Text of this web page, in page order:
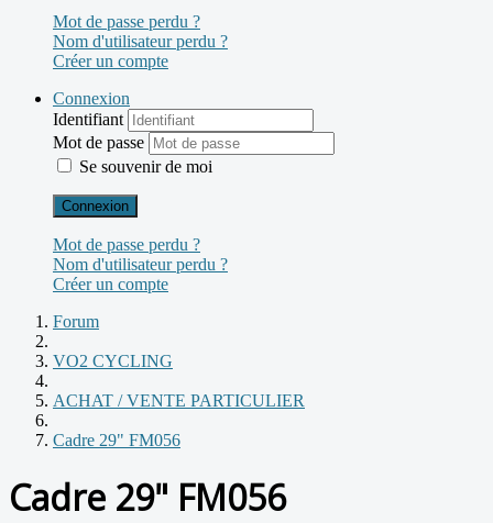
Mot de passe perdu ?
Nom d'utilisateur perdu ?
Créer un compte
Connexion
Identifiant
Mot de passe
Se souvenir de moi
Connexion
Mot de passe perdu ?
Nom d'utilisateur perdu ?
Créer un compte
Forum
VO2 CYCLING
ACHAT / VENTE PARTICULIER
Cadre 29" FM056
Cadre 29" FM056